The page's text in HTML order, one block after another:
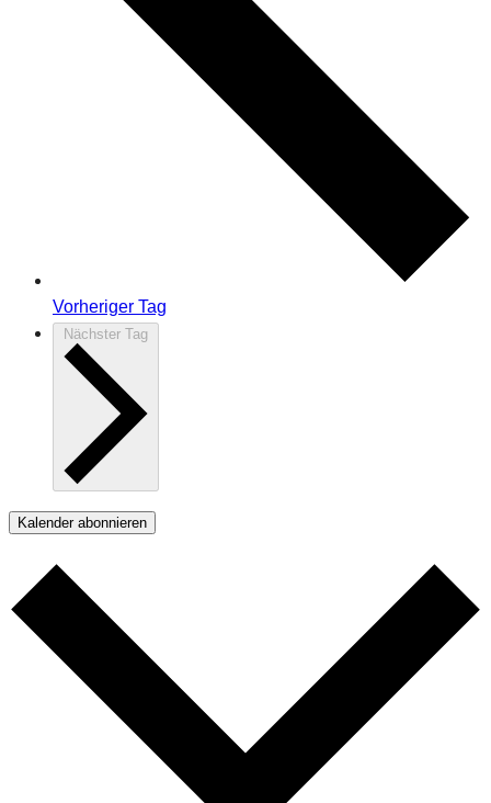
Vorheriger Tag
Nächster Tag
Kalender abonnieren